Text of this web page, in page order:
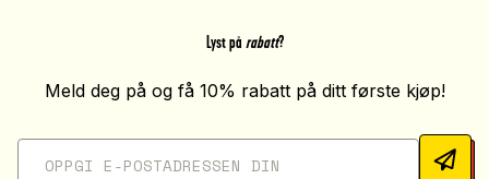
Lyst på rabatt?
Meld deg på og få 10% rabatt på ditt første kjøp!